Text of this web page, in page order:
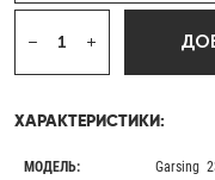
ХАРАКТЕРИСТИКИ:
МОДЕЛЬ:
Garsing